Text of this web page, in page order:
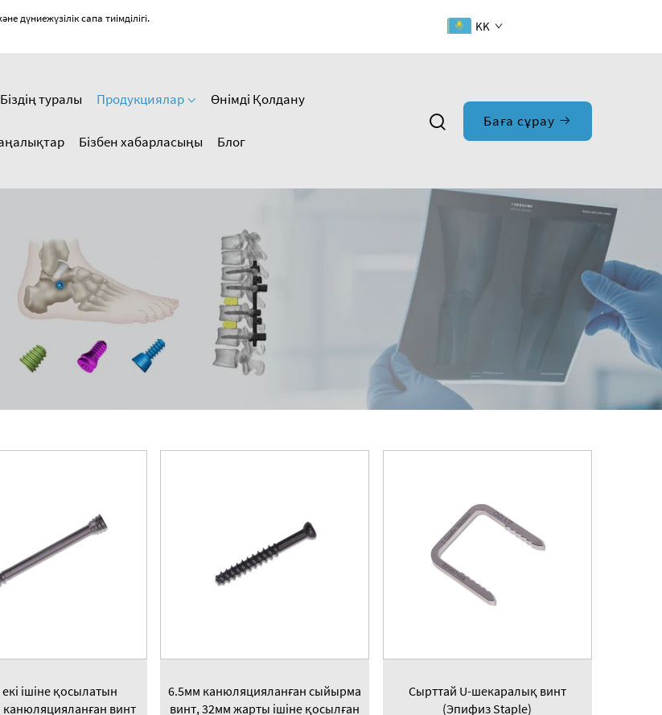
сапа тиімділігі.
KK
Біздің туралы Продукциялар Өнімді Қолдану
Бізбен хабарласыңы Блог
Баға сұрау
ішіне қосылатын
винт
6.5мм канюляцияланған сыйырма
винт, 32мм жарты ішіне қосылған
Сырттай U-шекаралық винт
(Эпифиз Staple)